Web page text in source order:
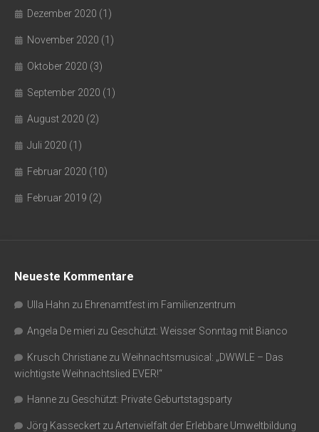
Dezember 2020 (1)
November 2020 (1)
Oktober 2020 (3)
September 2020 (1)
August 2020 (2)
Juli 2020 (1)
Februar 2020 (10)
Februar 2019 (2)
Neueste Kommentare
Ulla Hahn zu Ehrenamtfest im Familienzentrum
Angela De mieri zu Geschützt: Weisser Sonntag mit Bianco
Krusch Christiane zu Weihnachtsmusical: „DWWLE – Das
wichtigste Weihnachtslied EVER!“
Hanne zu Geschützt: Private Geburtstagsparty
Jörg Kasseckert zu Artenvielfalt der Erlebbare Umweltbildung